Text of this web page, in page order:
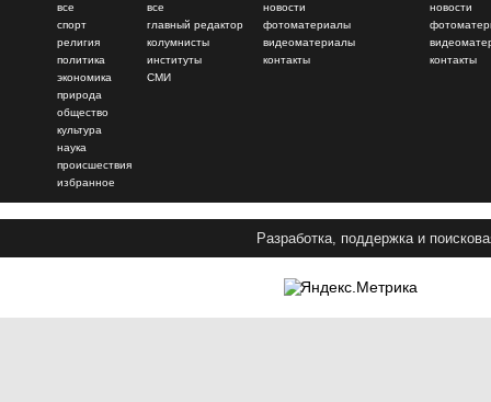
все
спорт
религия
политика
экономика
природа
общество
культура
наука
происшествия
избранное
все
главный редактор
колумнисты
институты
СМИ
новости
фотоматериалы
видеоматериалы
контакты
новости
контакты
Разработка, поддержка и